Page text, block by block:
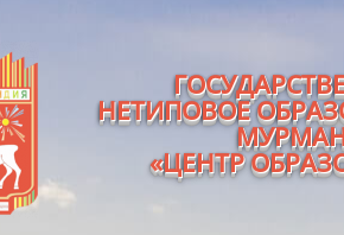
НЕТИПОВОЕ
«ЦЕНТР